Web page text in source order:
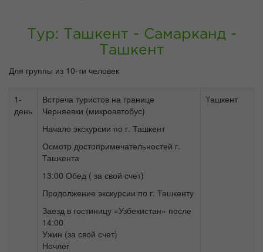
Тур: Ташкент - Самарканд -
Ташкент
Для группы из 10-ти человек
1-
день
Встреча туристов на границе
Черняевки (микроавтобус)
Начало экскурсии по г. Ташкент
Осмотр достопримечательностей г.
Ташкента
13:00 Обед ( за свой счет)
Продолжение экскурсии по г. Ташкенту
Заезд в гостиницу «Узбекистан» после
14:00
Ужин (за свой счет)
Ночлег
Ташкент